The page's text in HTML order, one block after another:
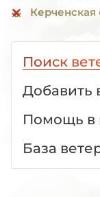
Поиск
Добавить
Помощь в
База